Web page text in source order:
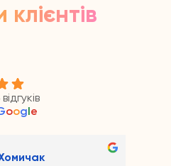
клієнтів
oogle